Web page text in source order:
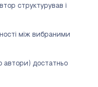
структурував і
між вибраними
автори) достатньо